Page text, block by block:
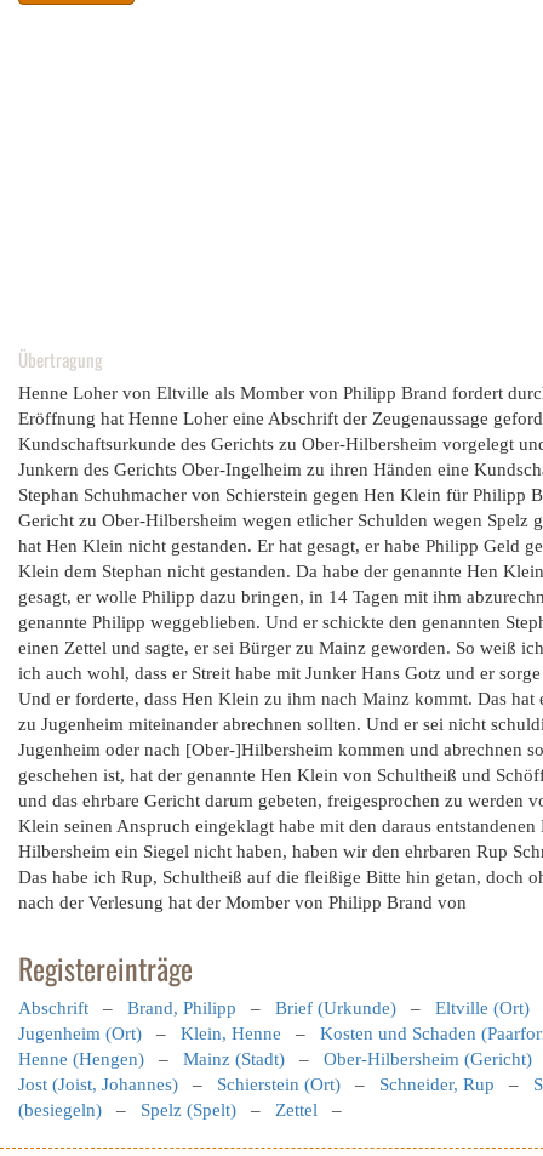
Übertragung
Henne Loher von Eltville als Momber von Philipp Brand fordert
Eröffnung hat Henne Loher eine Abschrift der Zeugenaussage
Kundschaftsurkunde des Gerichts zu Ober-Hilbersheim vorgelegt
Junkern des Gerichts Ober-Ingelheim zu ihren Händen eine
Stephan Schuhmacher von Schierstein gegen Hen Klein für Philipp
Gericht zu Ober-Hilbersheim wegen etlicher Schulden wegen Spelz
hat Hen Klein nicht gestanden. Er hat gesagt, er habe Philipp Geld
Klein dem Stephan nicht gestanden. Da habe der genannte Hen
gesagt, er wolle Philipp dazu bringen, in 14 Tagen mit ihm
genannte Philipp weggeblieben. Und er schickte den genannten
einen Zettel und sagte, er sei Bürger zu Mainz geworden. So weiß
ich auch wohl, dass er Streit habe mit Junker Hans Gotz und er
Und er forderte, dass Hen Klein zu ihm nach Mainz kommt. Das
zu Jugenheim miteinander abrechnen sollten. Und er sei nicht
Jugenheim oder nach [Ober-]Hilbersheim kommen und abrechnen
geschehen ist, hat der genannte Hen Klein von Schultheiß und
und das ehrbare Gericht darum gebeten, freigesprochen zu werden
Klein seinen Anspruch eingeklagt habe mit den daraus
Hilbersheim ein Siegel nicht haben, haben wir den ehrbaren Rup
Das habe ich Rup, Schultheiß auf die fleißige Bitte hin getan, doch
nach der Verlesung hat der Momber von Philipp Brand von
Registereinträge
Abschrift – Brand, Philipp – Brief (Urkunde) – Eltville (Ort)
Jugenheim (Ort) – Klein, Henne – Kosten und Schaden
Henne (Hengen) – Mainz (Stadt) – Ober-Hilbersheim (Gericht)
Jost (Joist, Johannes) – Schierstein (Ort) – Schneider, Rup –
(besiegeln) – Spelz (Spelt) – Zettel –